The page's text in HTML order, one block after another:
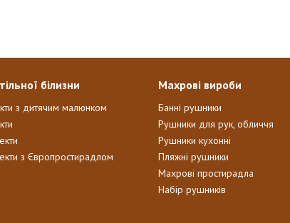
білизни
з дитячим малюнком
з Європростирадлом
Махрові вироби
Банні рушники
Рушники для рук, обличчя
Рушники кухонні
Пляжні рушники
Махрові простирадла
Набір рушників